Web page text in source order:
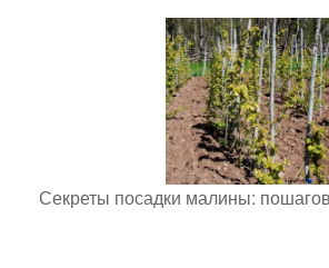
Секреты посадки малины: